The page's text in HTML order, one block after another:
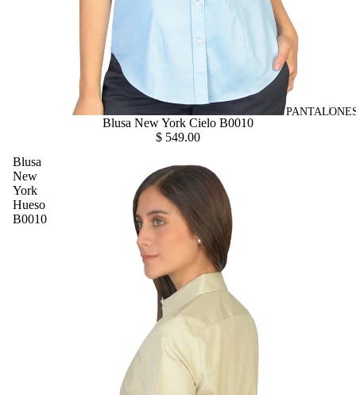
Blusa New York Cielo B0010
$ 549.00
Blusa
New
York
Hueso
B0010